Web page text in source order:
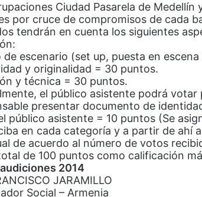
Ciudad Pasarela de
por cruce de compromisos de cada
tendrán en cuenta los siguientes
de escenario (set up, puesta en
y originalidad = 30 puntos.
y técnica = 30 puntos.
el público asistente podrá
presentar documento de
público asistente = 10 puntos (Se
en cada categoría y a partir de ahí
de acuerdo al número de votos
de 100 puntos como calificación
2014
JARAMILLO
Social – Armenia